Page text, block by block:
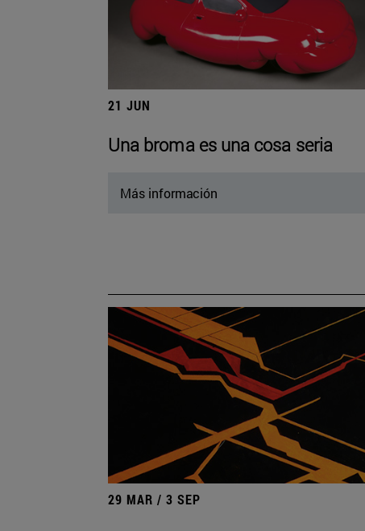
21 JUN
Una broma es una cosa seria
Más información
29 MAR / 3 SEP